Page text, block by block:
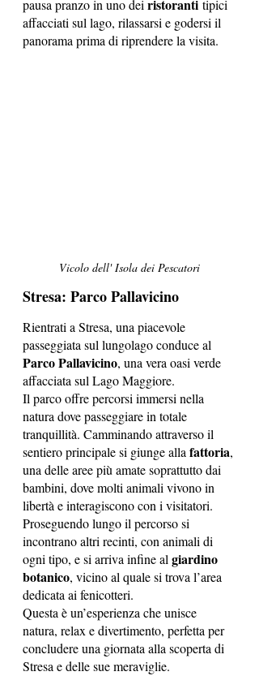
pausa pranzo in uno dei ristoranti tipici
affacciati sul lago, rilassarsi e godersi il
panorama prima di riprendere la visita.
Vicolo dell' Isola dei Pescatori
Stresa: Parco Pallavicino
Rientrati a Stresa, una piacevole
passeggiata sul lungolago conduce al
Parco Pallavicino, una vera oasi verde
affacciata sul Lago Maggiore.
Il parco offre percorsi immersi nella
natura dove passeggiare in totale
tranquillità. Camminando attraverso il
sentiero principale si giunge alla fattoria,
una delle aree più amate soprattutto dai
bambini, dove molti animali vivono in
libertà e interagiscono con i visitatori.
Proseguendo lungo il percorso si
incontrano altri recinti, con animali di
ogni tipo, e si arriva infine al giardino
botanico, vicino al quale si trova l’area
dedicata ai fenicotteri.
Questa è un’esperienza che unisce
natura, relax e divertimento, perfetta per
concludere una giornata alla scoperta di
Stresa e delle sue meraviglie.